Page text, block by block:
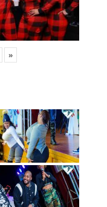
»